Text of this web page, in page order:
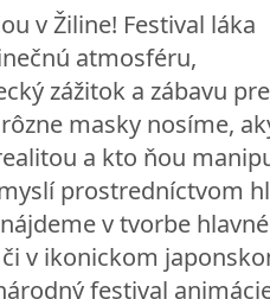
v Žiline! Festival láka
atmosféru,
zážitok a zábavu pre
masky nosíme,
a kto ňou
prostredníctvom
v tvorbe
v ikonickom
festival